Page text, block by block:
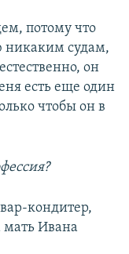
потому что
никаким судам,
он
есть еще один
чтобы он в
кондитер,
мать Ивана